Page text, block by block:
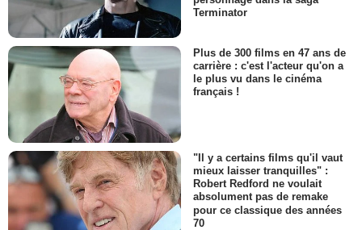
Terminator
Plus de 300 films en 47 ans de
carrière : c'est l'acteur qu'on a
le plus vu dans le cinéma
français !
"Il y a certains films qu'il vaut
mieux laisser tranquilles" :
Robert Redford ne voulait
absolument pas de remake
pour ce classique des années
70